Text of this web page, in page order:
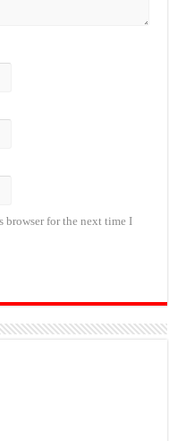
browser for the next time I